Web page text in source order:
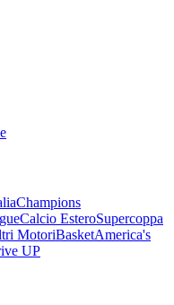
Champions
Calcio EsteroSupercoppa
MotoriBasketAmerica's
UP